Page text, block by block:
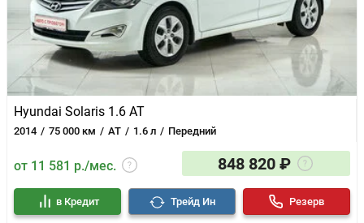
Hyundai Solaris 1.6 AT
2014 75 000 км AT 1.6 л Передний
от 11 581 р./мес. 848 820 ₽
в Кредит Трейд Ин Резерв